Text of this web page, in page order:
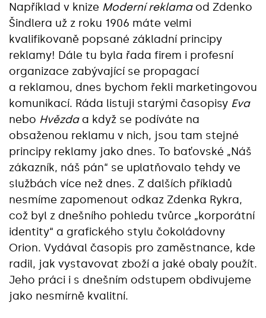
Například v knize Moderní reklamaod Zdenko
Šindlera už z roku 1906 máte velmi
kvalifikovaně popsané základní principy
reklamy! Dále tu byla řada firem i profesní
organizace zabývající se propagací
a reklamou, dnes bychom řekli marketingovou
komunikací. Ráda listuji starými časopisy Eva
nebo Hvězdaa když se podíváte na
obsaženou reklamu v nich, jsou tam stejné
principy reklamy jako dnes. To baťovské „Náš
zákazník, náš pán“ se uplatňovalo tehdy ve
službách více než dnes. Z dalších příkladů
nesmíme zapomenout odkaz Zdenka Rykra,
což byl z dnešního pohledu tvůrce „korporátní
identity“ a grafického stylu čokoládovny
Orion. Vydával časopis pro zaměstnance, kde
radil, jak vystavovat zboží a jaké obaly použít.
Jeho práci i s dnešním odstupem obdivujeme
jako nesmírně kvalitní.